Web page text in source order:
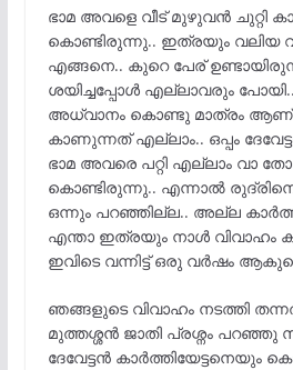
ഭാമ അവളെ വീട് മുഴുവൻ ചുറ്റി
കൊണ്ടിരുന്നു.. ഇത്രയും വലിയ
എങ്ങനെ.. കുറെ പേര്
ശയിച്ചപ്പോൾ എല്ലാവരും
അധ്വാനം കൊണ്ടു മാത്രം
കാണുന്നത് എല്ലാം.. ഒപ്പം
ഭാമ അവരെ പറ്റി എല്ലാം വാ
കൊണ്ടിരുന്നു.. എന്നാൽ രുദ്രിനെ
ഒന്നും പറഞ്ഞില്ല.. അല്ല
എന്താ ഇത്രയും നാൾ വിവാഹം
ഇവിടെ വന്നിട്ട് ഒരു വർഷം
ഞങ്ങളുടെ വിവാഹം നടത്തി
മുത്തശ്ശൻ ജാതി പ്രശ്നം പറഞ്ഞു
ദേവേട്ടൻ കാർത്തിയേട്ടനെയും